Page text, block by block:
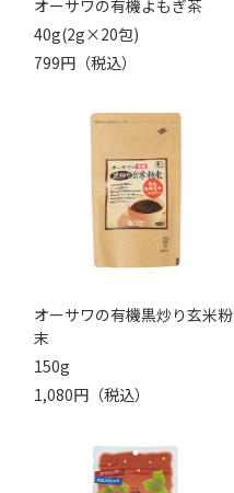
オーサワの有機よもぎ茶
40g(2g×20包)
799円（税込）
オーサワの有機黒炒り玄米粉
末
150g
1,080円（税込）